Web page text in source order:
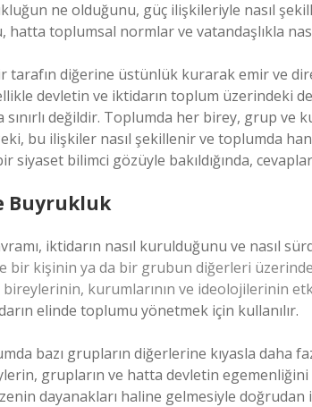
ne olduğunu, güç ilişkileriyle nasıl
hatta toplumsal normlar ve vatandaşlıkla
tarafın diğerine üstünlük kurarak emir ve
devletin ve iktidarın toplum üzerindeki
sınırlı değildir. Toplumda her birey, grup
bu ilişkiler nasıl şekillenir ve toplumda
siyaset bilimci gözüyle bakıldığında,
Buyrukluk
iktidarın nasıl kurulduğunu ve nasıl
bir kişinin ya da bir grubun diğerleri
kurumlarının ve ideolojilerinin
elinde toplumu yönetmek için kullanılır.
bazı grupların diğerlerine kıyasla daha
grupların ve hatta devletin
dayanakları haline gelmesiyle